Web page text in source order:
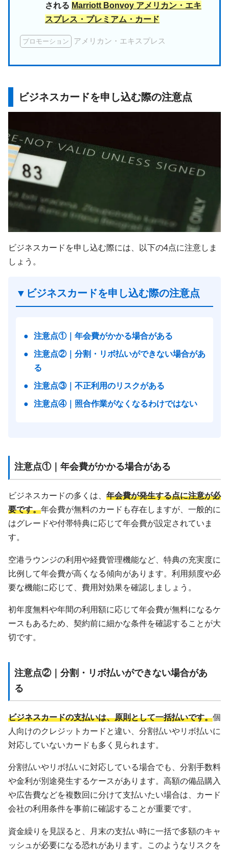
される Marriott Bonvoy アメリカン・エキ
スプレス・プレミアム・カード
プロモーション アメリカン・エキスプレス
ビジネスカードを申し込む際の注意点
ビジネスカードを申し込む際には、以下の4点に注意しま
しょう。
▼ビジネスカードを申し込む際の注意点
●
注意点①｜年会費がかかる場合がある
●
注意点②｜分割・リボ払いができない場合があ
る
●
注意点③｜不正利用のリスクがある
●
注意点④｜照合作業がなくなるわけではない
注意点①｜年会費がかかる場合がある
ビジネスカードの多くは、 年会費が発生する点に注意が必
要です。年会費が無料のカードも存在しますが、一般的に
はグレードや付帯特典に応じて年会費が設定されていま
す。
空港ラウンジの利用や経費管理機能など、特典の充実度に
比例して年会費が高くなる傾向があります。利用頻度や必
要な機能に応じて、費用対効果を確認しましょう。
初年度無料や年間の利用額に応じて年会費が無料になるケ
ースもあるため、契約前に細かな条件を確認することが大
切です。
注意点②｜分割・リボ払いができない場合があ
る
ビジネスカードの支払いは、原則として一括払いです。個
人向けのクレジットカードと違い、分割払いやリボ払いに
対応していないカードも多く見られます。
分割払いやリボ払いに対応している場合でも、分割手数料
や金利が別途発生するケースがあります。高額の備品購入
や広告費などを複数回に分けて支払いたい場合は、カード
会社の利用条件を事前に確認することが重要です。
資金繰りを見誤ると、月末の支払い時に一括で多額のキャ
ッシュが必要になる恐れがあります。このようなリスクを